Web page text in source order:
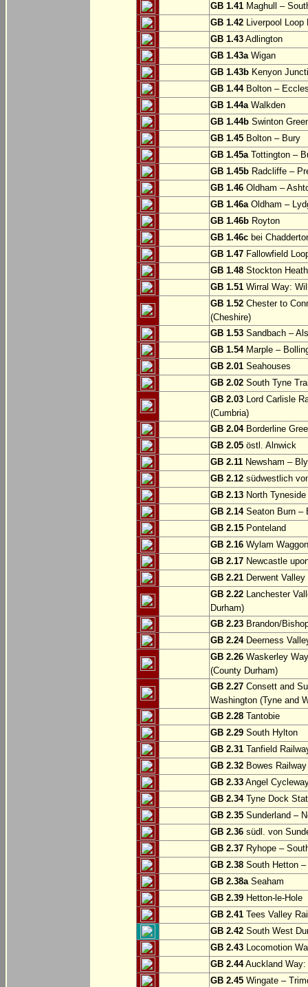
GB 1.41 Maghull –
GB 1.42 Liverpool Loop
GB 1.43 Adlington
GB 1.43aWigan
GB 1.43b Kenyon
GB 1.44Bolton –
GB 1.44aWalkden
GB 1.44b Swinton
GB 1.45 Bolton – Bury
GB 1.45aTottington –
GB 1.45b Radcliffe –
GB 1.46 Oldham –
GB 1.46aOldham –
GB 1.46b Royton
GB 1.46c bei
GB 1.47 Fallowfield
GB 1.48 Stockton
GB 1.51 Wirral Way:
GB 1.52 Chester to
(Cheshire)
GB 1.53 Sandbach –
GB 1.54Marple –
GB 2.01 Seahouses
GB 2.02 South Tyne
GB 2.03 Lord Carlisle
(Cumbria)
GB 2.04Borderline
GB 2.05 östl. Alnwick
GB 2.11 Newsham –
GB 2.12 südwestlich
GB 2.13 North
GB 2.14Seaton Burn –
GB 2.15 Ponteland
GB 2.16 Wylam
GB 2.17 Newcastle
GB 2.21 Derwent
GB 2.22 Lanchester
Durham)
GB 2.23 Brandon/
GB 2.24Deerness
GB 2.26 Waskerley
(County Durham)
GB 2.27 Consett and
Washington (Tyne and
GB 2.28 Tantobie
GB 2.29 South Hylton
GB 2.31 Tanfield
GB 2.32 Bowes
GB 2.33 Angel
GB 2.34Tyne Dock
GB 2.35 Sunderland –
GB 2.36 südl. von
GB 2.37 Ryhope –
GB 2.38 South Hetton
GB 2.38aSeaham
GB 2.39 Hetton-le-Hole
GB 2.41 Tees Valley
GB 2.42 South West
GB 2.43 Locomotion
GB 2.44Auckland Way:
GB 2.45 Wingate –